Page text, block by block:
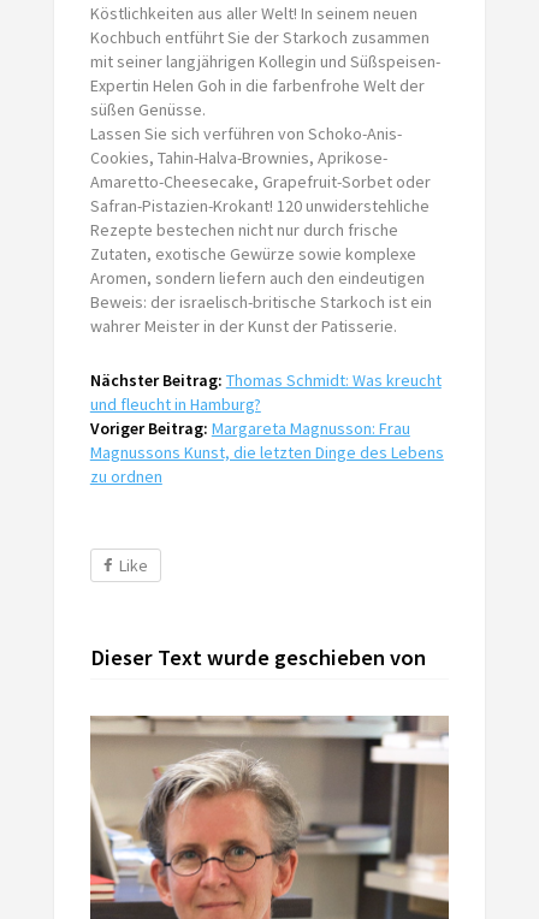
Köstlichkeiten aus aller Welt! In seinem neuen
Kochbuch entführt Sie der Starkoch zusammen
mit seiner langjährigen Kollegin und Süßspeisen-
Expertin Helen Goh in die farbenfrohe Welt der
süßen Genüsse.
Lassen Sie sich verführen von Schoko-Anis-
Cookies, Tahin-Halva-Brownies, Aprikose-
Amaretto-Cheesecake, Grapefruit-Sorbet oder
Safran-Pistazien-Krokant! 120 unwiderstehliche
Rezepte bestechen nicht nur durch frische
Zutaten, exotische Gewürze sowie komplexe
Aromen, sondern liefern auch den eindeutigen
Beweis: der israelisch-britische Starkoch ist ein
wahrer Meister in der Kunst der Patisserie.
Nächster Beitrag: Thomas Schmidt: Was kreucht
und fleucht in Hamburg?
Voriger Beitrag: Margareta Magnusson: Frau
Magnussons Kunst, die letzten Dinge des Lebens
zu ordnen
Like
Dieser Text wurde geschieben von